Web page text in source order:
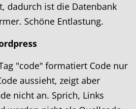
dadurch ist die Datenbank
Schöne Entlastung.
"code" formatiert Code nur
aussieht, zeigt aber
nicht an. Sprich, Links